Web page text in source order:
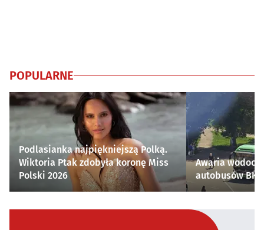
POPULARNE
Podlasianka najpiękniejszą Polką.
Wiktoria Ptak zdobyła koronę Miss
Polski 2026
Awaria
autobusów